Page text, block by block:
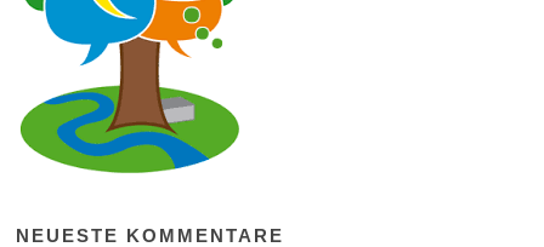
NEUESTE KOMMENTARE